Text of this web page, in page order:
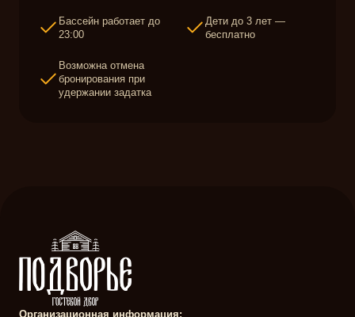
Бассейн работает до
23:00
Дети до 3 лет —
бесплатно
Возможна отмена
бронирования при
удержании задатка
Организационная информация: